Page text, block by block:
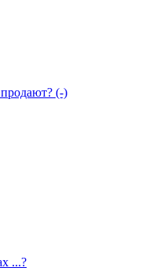
(-)
...?